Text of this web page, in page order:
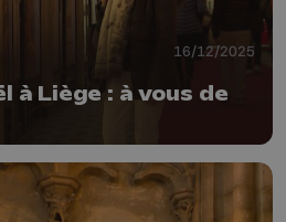
16/12/2025
à Liège : à vous de